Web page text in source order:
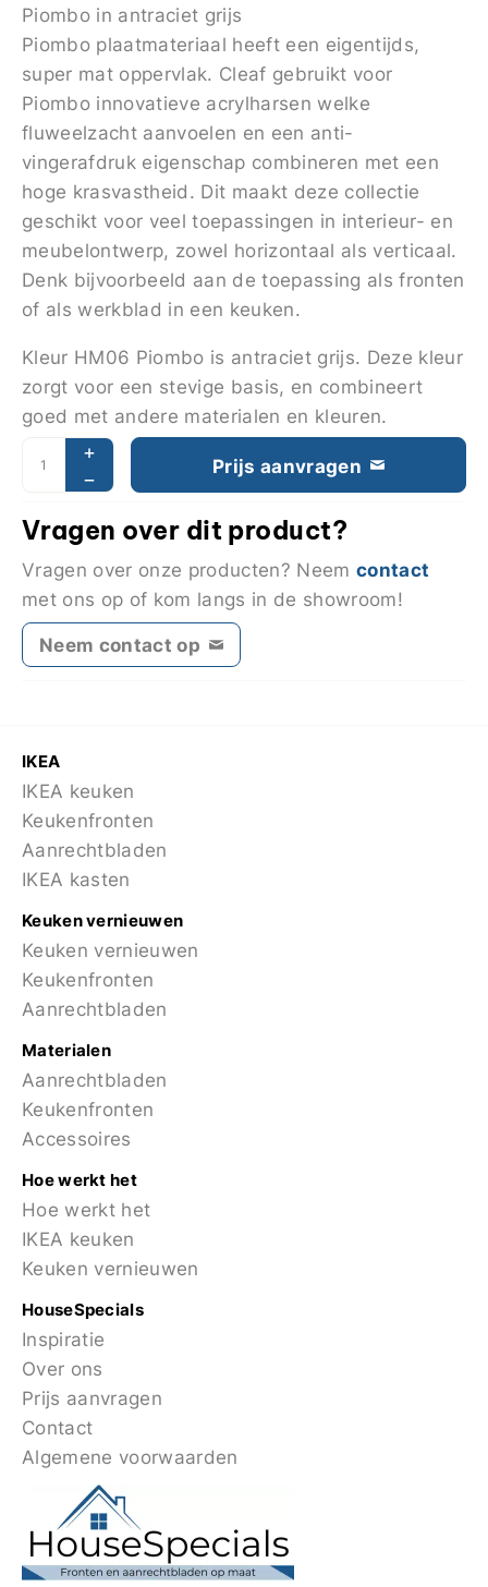
Piombo in antraciet grijs
Piombo plaatmateriaal heeft een eigentijds,
super mat oppervlak. Cleaf gebruikt voor
Piombo innovatieve acrylharsen welke
fluweelzacht aanvoelen en een anti-
vingerafdruk eigenschap combineren met een
hoge krasvastheid. Dit maakt deze collectie
geschikt voor veel toepassingen in interieur- en
meubelontwerp, zowel horizontaal als verticaal.
Denk bijvoorbeeld aan de toepassing als fronten
of als werkblad in een keuken.
Kleur HM06 Piombo is antraciet grijs. Deze kleur
zorgt voor een stevige basis, en combineert
goed met andere materialen en kleuren.
Prijs aanvragen
Vragen over dit product?
Vragen over onze producten? Neem contact
met ons op of kom langs in de showroom!
Neem contact op
IKEA
IKEA keuken
Keukenfronten
Aanrechtbladen
IKEA kasten
Keuken vernieuwen
Keuken vernieuwen
Keukenfronten
Aanrechtbladen
Materialen
Aanrechtbladen
Keukenfronten
Accessoires
Hoe werkt het
Hoe werkt het
IKEA keuken
Keuken vernieuwen
HouseSpecials
Inspiratie
Over ons
Prijs aanvragen
Contact
Algemene voorwaarden